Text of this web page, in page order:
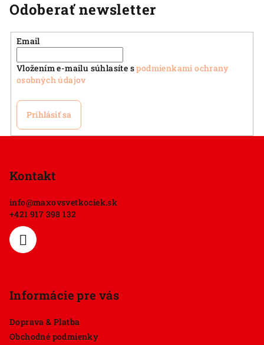
Odoberať newsletter
Email
Vložením e-mailu súhlasíte spodmienkami ochrany
osobných údajov
Prihlásiť sa
Kontakt
info@maxovsvetkociek.sk
+421 917 398 132
Informácie pre vás
Doprava & Platba
Obchodné podmienky